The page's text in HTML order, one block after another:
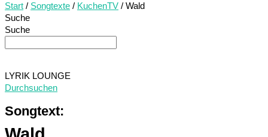
Start / Songtexte / KuchenTV / Wald
Suche
Suche
LYRIK LOUNGE
Durchsuchen
Songtext: